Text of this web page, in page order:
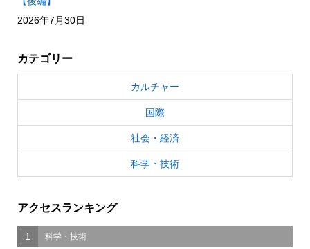
2026年7月30日
カテゴリー
カルチャー
国際
社会・経済
科学・技術
アクセスランキング
1 科学・技術